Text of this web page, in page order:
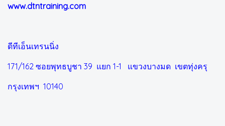
www.dtntraining.com
ดีทีเอ็นเทรนนิ่ง
171/162 ซอยพุทธบูชา 39 แยก 1-1 แขวงบางมด เขตทุ่งครุ
กรุงเทพฯ 10140